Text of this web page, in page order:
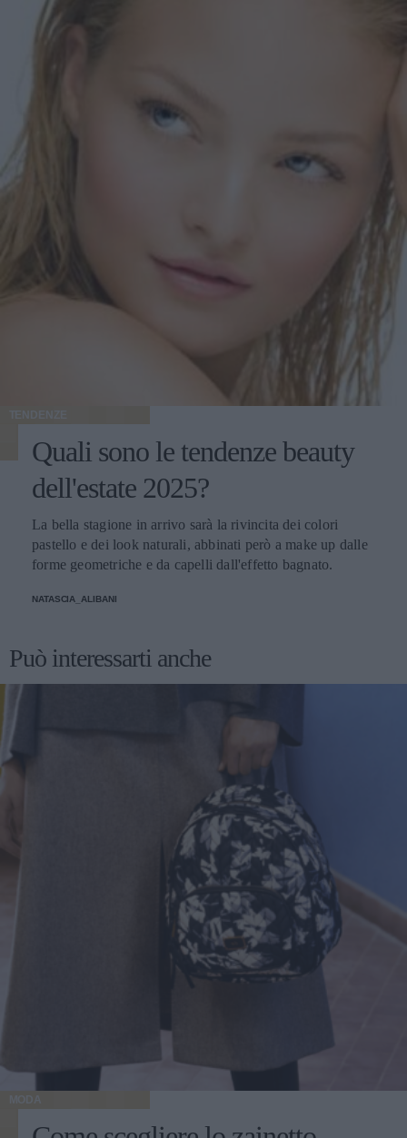
TENDENZE
Quali sono le tendenze beauty
dell'estate 2025?
La bella stagione in arrivo sarà la rivincita dei colori
pastello e dei look naturali, abbinati però a make up dalle
forme geometriche e da capelli dall'effetto bagnato.
NATASCIA_ALIBANI
Può interessarti anche
MODA